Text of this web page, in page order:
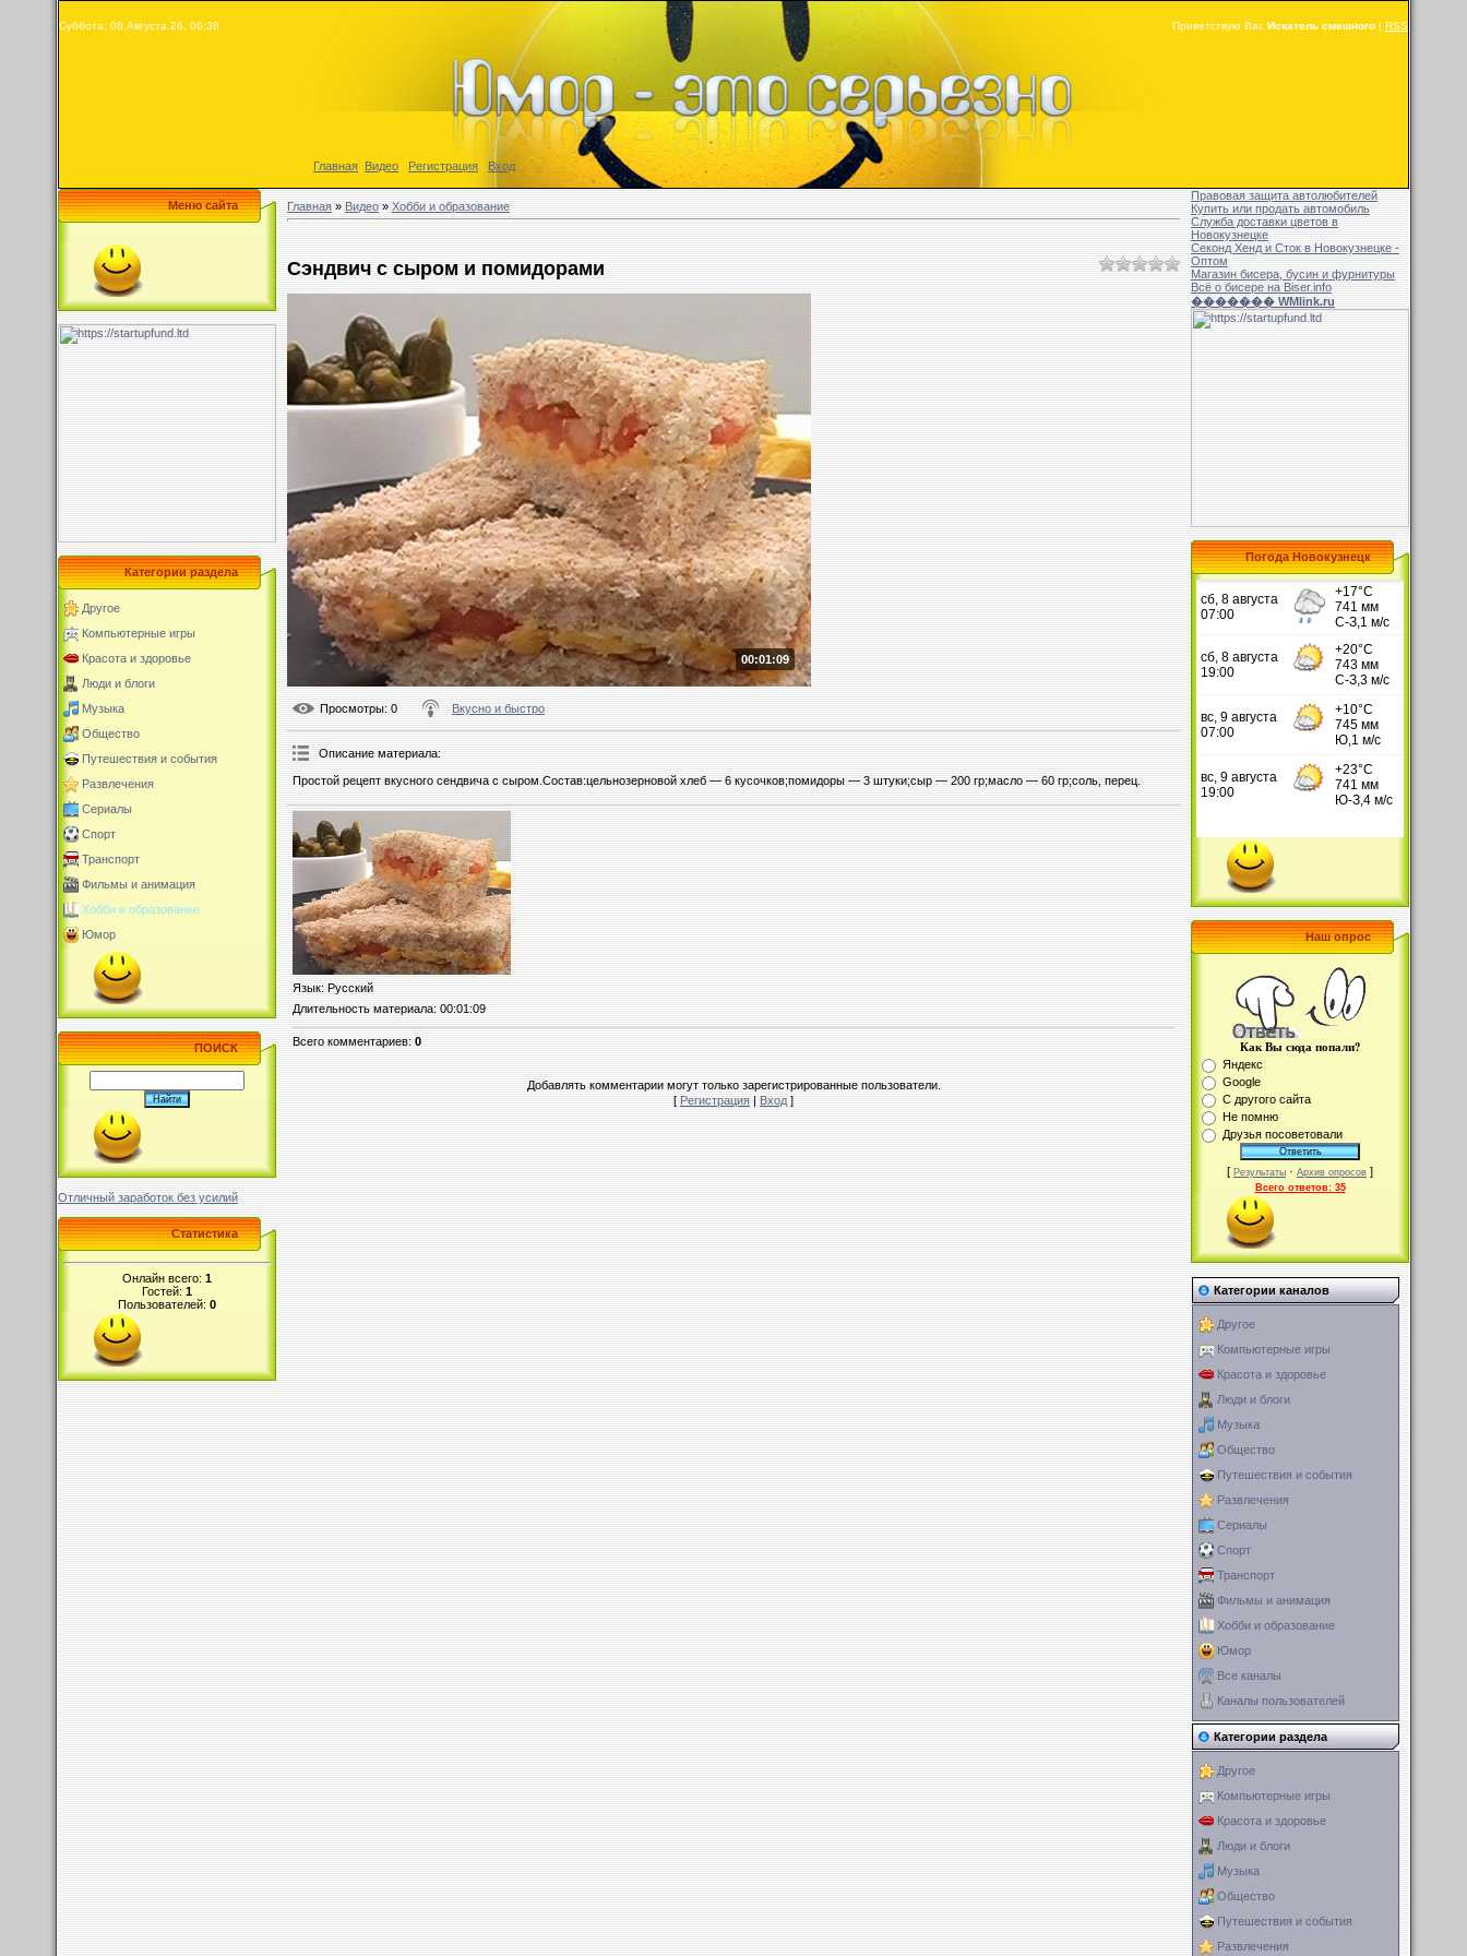
Суббота, 08.Августа.26, 06:38 Приветствую Вас Искатель смешного | RSS
Главная Видео Регистрация Вход
Меню сайта
Категории раздела
Другое
Компьютерные игры
Красота и здоровье
Люди и блоги
Музыка
Общество
Путешествия и события
Развлечения
Сериалы
Спорт
Транспорт
Фильмы и анимация
Хобби и образование
Юмор
ПОИСК
Отличный заработок без усилий
Статистика
Онлайн всего: 1
Гостей: 1
Пользователей: 0
Главная»Видео»Хобби и образование
Сэндвич с сыром и помидорами
00:01:09
Просмотры: 0 Вкусно и быстро
Описание материала:
Простой рецепт вкусного сендвича с сыром.Состав:цельнозерновой хлеб — 6 кусочков;помидоры — 3 штуки;сыр — 200 гр;масло — 60 гр;соль, перец.
Язык: Русский
Длительность материала: 00:01:09
Всего комментариев:0
Добавлять комментарии могут только зарегистрированные пользователи.
[Регистрация|Вход]
Правовая защита автолюбителей
Купить или продать автомобиль
Служба доставки цветов в
Новокузнецке
Секонд Хенд и Сток в Новокузнецке -
Оптом
Магазин бисера, бусин и фурнитуры
Всё о бисере на Biser.info
������� WMlink.ru
Погода Новокузнецк
Наш опрос
Как Вы сюда попали?
Яндекс
Google
С другого сайта
Не помню
Друзья посоветовали
[ Результаты · Архив опросов ]
Всего ответов: 35
Категории каналов
Другое
Компьютерные игры
Красота и здоровье
Люди и блоги
Музыка
Общество
Путешествия и события
Развлечения
Сериалы
Спорт
Транспорт
Фильмы и анимация
Хобби и образование
Юмор
Все каналы
Каналы пользователей
Категории раздела
Другое
Компьютерные игры
Красота и здоровье
Люди и блоги
Музыка
Общество
Путешествия и события
Развлечения